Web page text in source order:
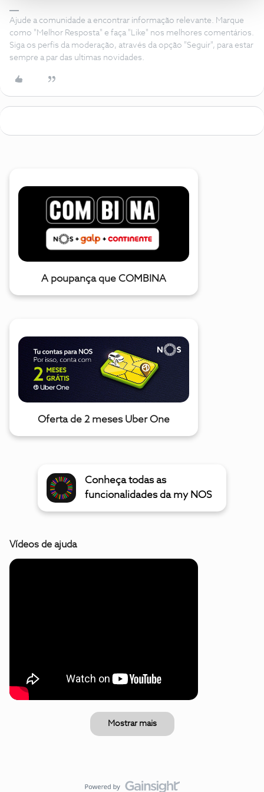
Ajude a comunidade a encontrar informação relevante. Marque
como "Melhor Resposta" e faça "Like" nos melhores comentários.
Siga os perfis da moderação, através da opção "Seguir", para estar
sempre a par das ultimas novidades.
A poupança que COMBINA
Oferta de 2 meses Uber One
Conheça todas as
funcionalidades da my NOS
Vídeos de ajuda
Mostrar mais